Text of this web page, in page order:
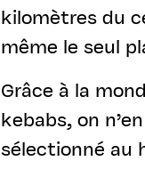
kilomètres du
même le seul
Grâce à la
kebabs, on
sélectionné au